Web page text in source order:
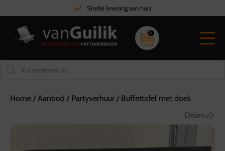
Snelle levering aan huis
0
Home /Aanbod / Partyverhuur / Buffettafel met doek
Delen